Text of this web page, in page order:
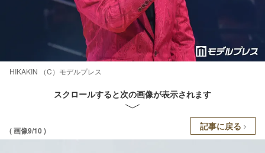
HIKAKIN （C）モデルプレス
スクロールすると次の画像が表示されます
( 画像9/10 ) 記事に戻る